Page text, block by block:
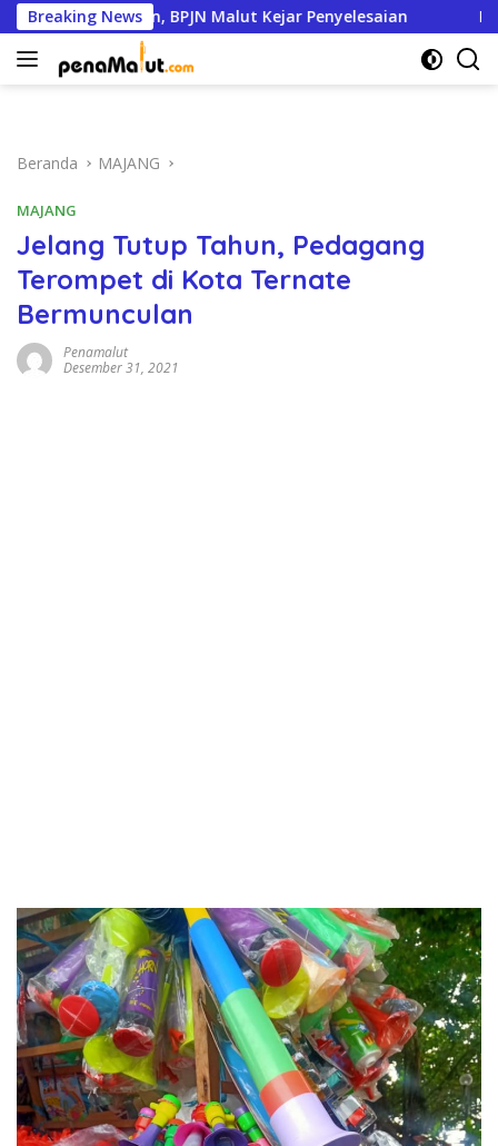
Langsung
ke
konten
Breaking News
95 Persen, BPJN Malut Kejar Penyelesaian Pemkot
Beranda MAJANG
MAJANG
Jelang Tutup Tahun, Pedagang
Terompet di Kota Ternate
Bermunculan
Penamalut
Desember 31, 2021